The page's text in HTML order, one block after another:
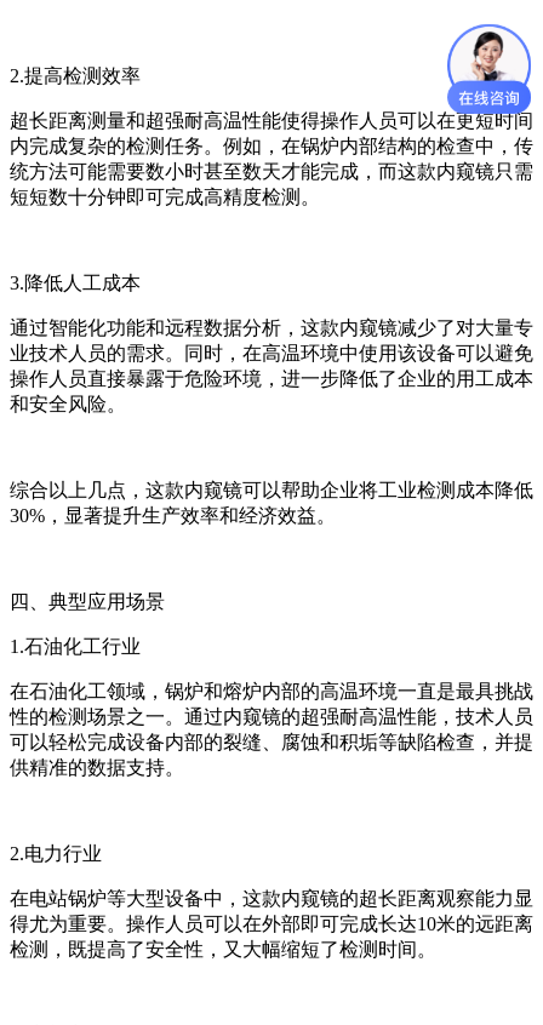
2.提高检测效率
超长距离测量和超强耐高温性能使得操作人员可以在更短时间
内完成复杂的检测任务。例如，在锅炉内部结构的检查中，传
统方法可能需要数小时甚至数天才能完成，而这款内窥镜只需
短短数十分钟即可完成高精度检测。
3.降低人工成本
通过智能化功能和远程数据分析，这款内窥镜减少了对大量专
业技术人员的需求。同时，在高温环境中使用该设备可以避免
操作人员直接暴露于危险环境，进一步降低了企业的用工成本
和安全风险。
综合以上几点，这款内窥镜可以帮助企业将工业检测成本降低
30%，显著提升生产效率和经济效益。
四、典型应用场景
1.石油化工行业
在石油化工领域，锅炉和熔炉内部的高温环境一直是最具挑战
性的检测场景之一。通过内窥镜的超强耐高温性能，技术人员
可以轻松完成设备内部的裂缝、腐蚀和积垢等缺陷检查，并提
供精准的数据支持。
2.电力行业
在电站锅炉等大型设备中，这款内窥镜的超长距离观察能力显
得尤为重要。操作人员可以在外部即可完成长达10米的远距离
检测，既提高了安全性，又大幅缩短了检测时间。